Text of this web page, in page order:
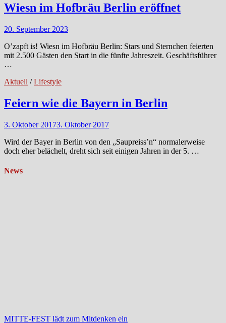
Wiesn im Hofbräu Berlin eröffnet
20. September 2023
O’zapft is! Wiesn im Hofbräu Berlin: Stars und Sternchen feierten
mit 2.500 Gästen den Start in die fünfte Jahreszeit. Geschäftsführer
…
Aktuell /Lifestyle
Feiern wie die Bayern in Berlin
3. Oktober 20173. Oktober 2017
Wird der Bayer in Berlin von den „Saupreiss’n“ normalerweise
doch eher belächelt, dreht sich seit einigen Jahren in der 5. …
News
MITTE-FEST lädt zum Mitdenken ein